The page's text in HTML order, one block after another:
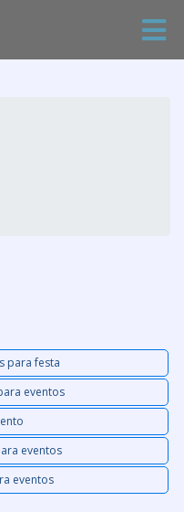
para festa
eventos
eventos
eventos